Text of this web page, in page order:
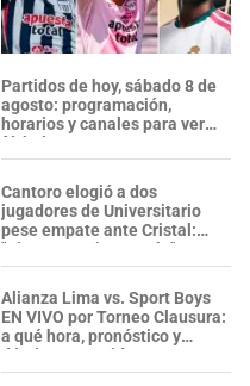
Partidos de hoy, sábado 8 de
agosto: programación,
horarios y canales para ver
fútbol EN VIVO
Cantoro elogió a dos
jugadores de Universitario
pese empate ante Cristal:
"Tienen que jugar más"
Alianza Lima vs. Sport Boys
EN VIVO por Torneo Clausura:
a qué hora, pronóstico y
dónde ver partido